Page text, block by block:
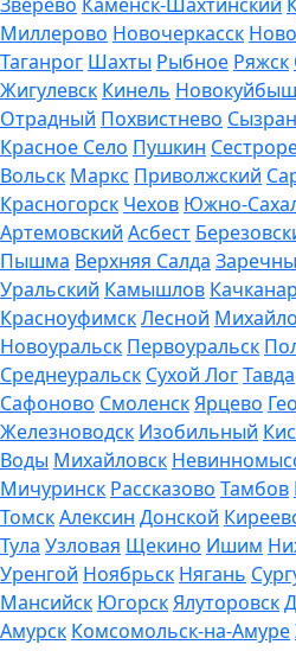
Миллерово Новочеркасск
Таганрог Шахты Рыбное Ряжск
Жигулевск Кинель
Отрадный Похвистнево
Красное Село Пушкин
Вольск Маркс Приволжский
Красногорск Чехов Южно-
Артемовский Асбест
Пышма Верхняя Салда
Уральский Камышлов Качканар
КрасноуфимскЛесной
Новоуральск Первоуральск
Среднеуральск Сухой ЛогТавда
Сафоново СмоленскЯрцево
Железноводск Изобильный
Воды Михайловск
Мичуринск Рассказово Тамбов
ТомскАлексин Донской
Тула Узловая Щекино Ишим
Уренгой Ноябрьск Нягань
Мансийск ЮгорскЯлуторовск
Амурск Комсомольск-на-Амуре